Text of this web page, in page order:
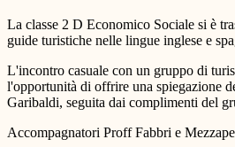
La classe 2 D Economico Sociale si è
guide turistiche nelle lingue inglese e
L'incontro casuale con un gruppo di
l'opportunità di offrire una spiegazione
Garibaldi, seguita dai complimenti del
Accompagnatori Proff Fabbri e